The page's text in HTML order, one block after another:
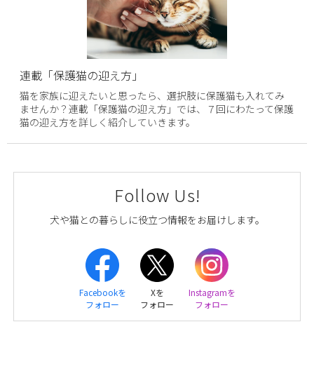
連載「保護猫の迎え方」
猫を家族に迎えたいと思ったら、選択肢に保護猫も入れてみ
ませんか？連載「保護猫の迎え方」では、７回にわたって保護
猫の迎え方を詳しく紹介していきます。
Follow Us!
犬や猫との暮らしに役立つ情報をお届けします。
Facebookを
フォロー
Xを
フォロー
Instagramを
フォロー